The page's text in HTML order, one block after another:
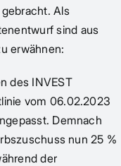
Als
sind aus
erwähnen:
des INVEST
vom 06.02.2023
Demnach
nun 25 %
der